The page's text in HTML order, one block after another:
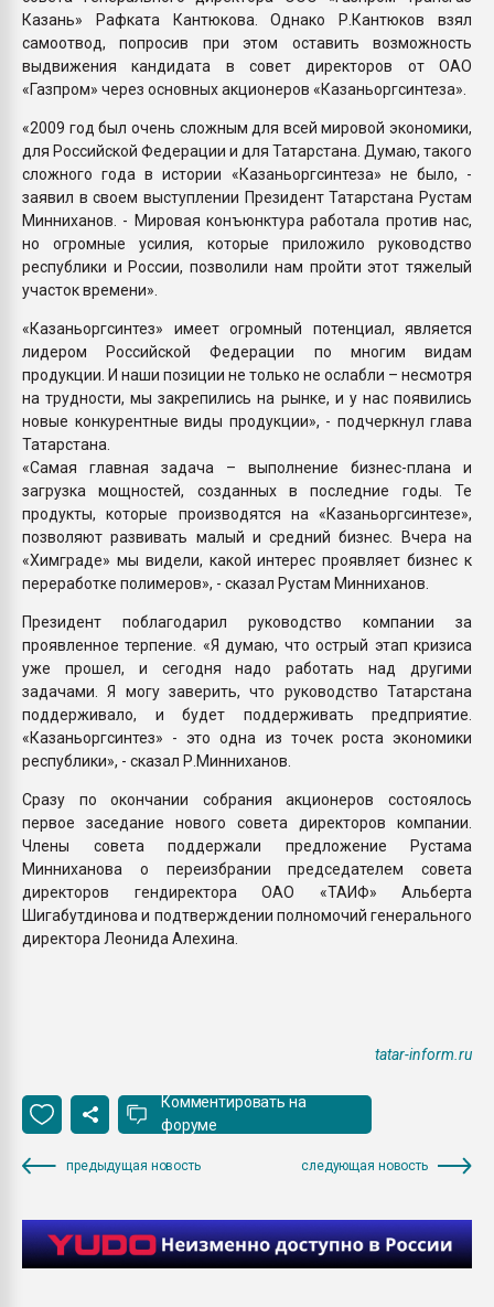
Казань» Рафката Кантюкова. Однако Р.Кантюков взял
самоотвод, попросив при этом оставить возможность
выдвижения кандидата в совет директоров от ОАО
«Газпром» через основных акционеров «Казаньоргсинтеза».
«2009 год был очень сложным для всей мировой экономики,
для Российской Федерации и для Татарстана. Думаю, такого
сложного года в истории «Казаньоргсинтеза» не было, -
заявил в своем выступлении Президент Татарстана Рустам
Минниханов. - Мировая конъюнктура работала против нас,
но огромные усилия, которые приложило руководство
республики и России, позволили нам пройти этот тяжелый
участок времени».
«Казаньоргсинтез» имеет огромный потенциал, является
лидером Российской Федерации по многим видам
продукции. И наши позиции не только не ослабли – несмотря
на трудности, мы закрепились на рынке, и у нас появились
новые конкурентные виды продукции», - подчеркнул глава
Татарстана.
«Самая главная задача – выполнение бизнес-плана и
загрузка мощностей, созданных в последние годы. Те
продукты, которые производятся на «Казаньоргсинтезе»,
позволяют развивать малый и средний бизнес. Вчера на
«Химграде» мы видели, какой интерес проявляет бизнес к
переработке полимеров», - сказал Рустам Минниханов.
Президент поблагодарил руководство компании за
проявленное терпение. «Я думаю, что острый этап кризиса
уже прошел, и сегодня надо работать над другими
задачами. Я могу заверить, что руководство Татарстана
поддерживало, и будет поддерживать предприятие.
«Казаньоргсинтез» - это одна из точек роста экономики
республики», - сказал Р.Минниханов.
Сразу по окончании собрания акционеров состоялось
первое заседание нового совета директоров компании.
Члены совета поддержали предложение Рустама
Минниханова о переизбрании председателем совета
директоров гендиректора ОАО «ТАИФ» Альберта
Шигабутдинова и подтверждении полномочий генерального
директора Леонида Алехина.
tatar-inform.ru
Комментировать на
форуме
предыдущая новость следующая новость